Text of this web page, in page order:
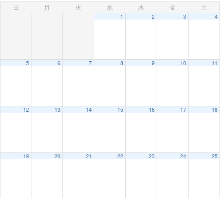
日 月 火 水 木 金 土
1 2 3 4
5 6 7 8 9 10 11
12 13 14 15 16 17 18
19 20 21 22 23 24 25